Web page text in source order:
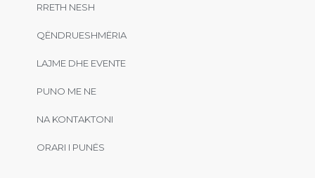
RRETH NESH
QËNDRUESHMËRIA
LAJME DHE EVENTE
PUNO ME NE
NA KONTAKTONI
ORARI I PUNËS